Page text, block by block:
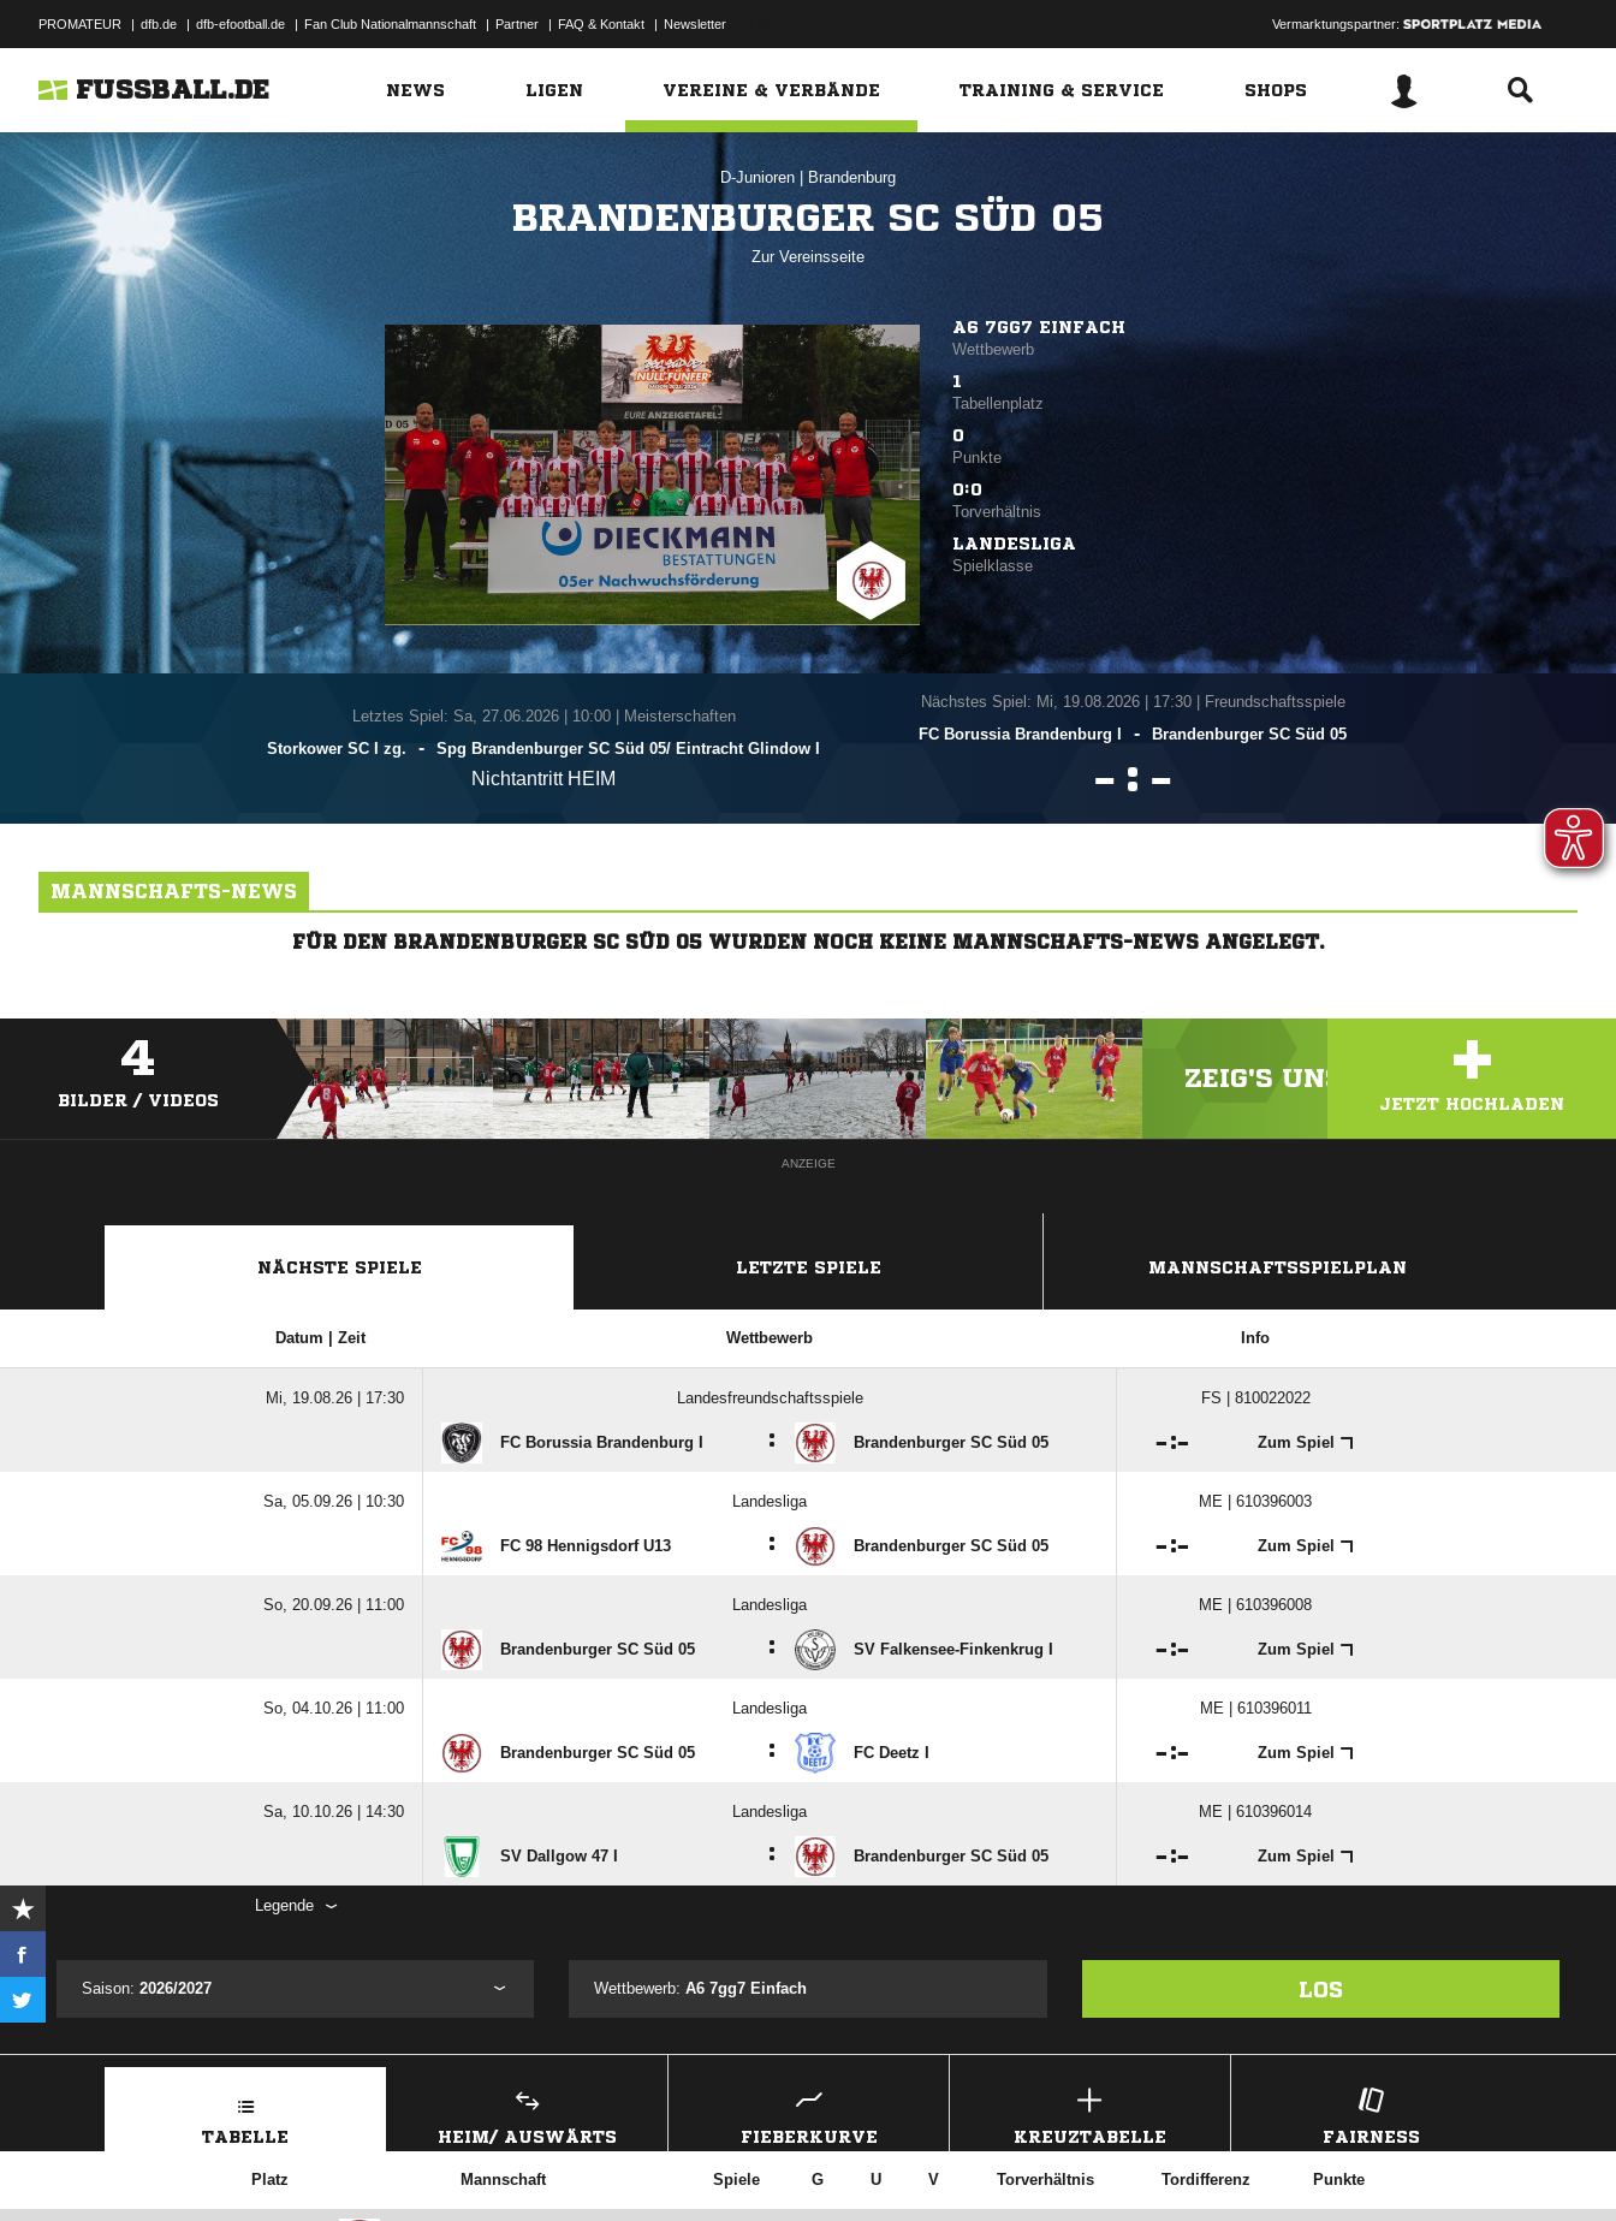
PROMATEUR | dfb.de | dfb-efootball.de | Fan Club Nationalmannschaft | Partner | FAQ & Kontakt | Newsletter Vermarktungspartner:
FUSSBALL.DE NEWS LIGEN VEREINE & VERBÄNDE TRAINING & SERVICE SHOPS
D-Junioren Brandenburg
BRANDENBURGER SC SÜD 05
Zur Vereinsseite
A6 7GG7 EINFACH
Wettbewerb
1
Tabellenplatz
0
Punkte
0:0
Torverhältnis
LANDESLIGA
Spielklasse
Letztes Spiel: Sa, 27.06.2026| 10:00 | Meisterschaften
Storkower SC I zg.
- Spg Brandenburger SC Süd 05/​ Eintracht Glindow I
Nichtantritt HEIM
Nächstes Spiel: Mi, 19.08.2026| 17:30 | Freundschaftsspiele
FC Borussia Brandenburg I
- Brandenburger SC Süd 05
 : 
MANNSCHAFTS-NEWS
FÜR DEN BRANDENBURGER SC SÜD 05 WURDEN NOCH KEINE MANNSCHAFTS-NEWS ANGELEGT.
4
BILDER / VIDEOS
ZEIG'S UNS! LADE DEIN VIDEO
+
JETZT HOCHLADEN
ANZEIGE
NÄCHSTE SPIELE LETZTE SPIELE MANNSCHAFTSSPIELPLAN
Datum | Zeit Wettbewerb Info
Mi, 19.08.26 | 17:30 Landesfreundschaftsspiele FS | 810022022
FC Borussia Brandenburg I : Brandenburger SC Süd 05 : Zum Spiel
Sa, 05.09.26 | 10:30 Landesliga ME | 610396003
FC 98 Hennigsdorf U13 : Brandenburger SC Süd 05 : Zum Spiel
So, 20.09.26 | 11:00 Landesliga ME | 610396008
Brandenburger SC Süd 05 : SV Falkensee-Finkenkrug I : Zum Spiel
So, 04.10.26 | 11:00 Landesliga ME | 610396011
Brandenburger SC Süd 05 : FC Deetz I : Zum Spiel
Sa, 10.10.26 | 14:30 Landesliga ME | 610396014
SV Dallgow 47 I : Brandenburger SC Süd 05 : Zum Spiel
Legende
Saison: 2026/2027 Wettbewerb:A6 7gg7 Einfach LOS
TABELLE HEIM/ AUSWÄRTS FIEBERKURVE KREUZTABELLE FAIRNESS
Platz Mannschaft Spiele G U V Torverhältnis Tordifferenz Punkte